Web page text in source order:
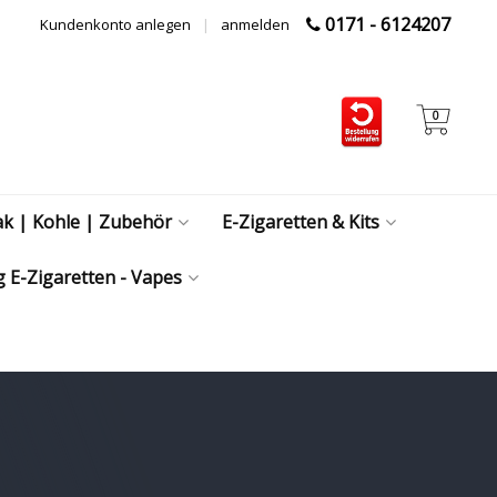
0171 - 6124207
anmelden
|
Kundenkonto anlegen
0
| Kohle | Zubehör E-Zigaretten & Kits
E-Zigaretten - Vapes